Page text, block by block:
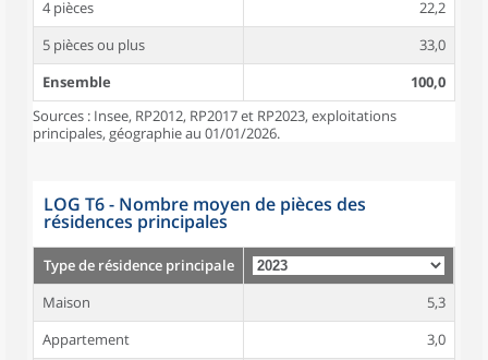
4 pièces
22,2
5 pièces ou plus
33,0
Ensemble
100,0
Sources : Insee, RP2012, RP2017 et RP2023, exploitations
principales, géographie au 01/01/2026.
LOG T6 - Nombre moyen de pièces des
résidences principales
Type de résidence principale
Maison
5,3
Appartement
3,0